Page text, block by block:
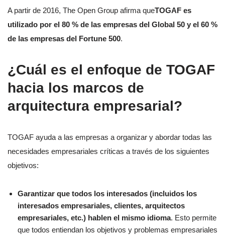
A partir de 2016, The Open Group afirma queTOGAF es
utilizado por el 80 % de las empresas del Global 50 y el 60 %
de las empresas del Fortune 500.
¿Cuál es el enfoque de TOGAF
hacia los marcos de
arquitectura empresarial?
TOGAF ayuda a las empresas a organizar y abordar todas las
necesidades empresariales críticas a través de los siguientes
objetivos:
Garantizar que todos los interesados (incluidos los
interesados empresariales, clientes, arquitectos
empresariales, etc.) hablen el mismo idioma. Esto permite
que todos entiendan los objetivos y problemas empresariales